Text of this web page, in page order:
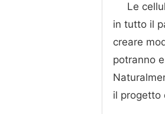
Le
in tutto il
creare
potranno
il progetto